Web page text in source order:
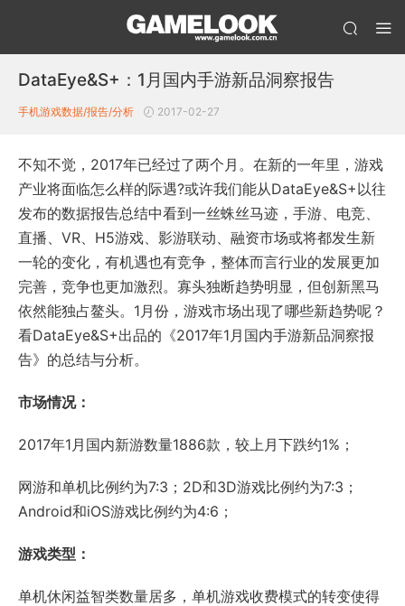
DataEye&S+：1月国内手游新品洞察报告
手机游戏数据/报告/分析 2017-02-27
不知不觉，2017年已经过了两个月。在新的一年里，游戏
产业将面临怎么样的际遇?或许我们能从DataEye&S+以往
发布的数据报告总结中看到一丝蛛丝马迹，手游、电竞、
直播、VR、H5游戏、影游联动、融资市场或将都发生新
一轮的变化，有机遇也有竞争，整体而言行业的发展更加
完善，竞争也更加激烈。寡头独断趋势明显，但创新黑马
依然能独占鳌头。1月份，游戏市场出现了哪些新趋势呢？
看DataEye&S+出品的《2017年1月国内手游新品洞察报
告》的总结与分析。
市场情况：
2017年1月国内新游数量1886款，较上月下跌约1%；
网游和单机比例约为7:3；2D和3D游戏比例约为7:3；
Android和iOS游戏比例约为4:6；
游戏类型：
单机休闲益智类数量居多，单机游戏收费模式的转变使得